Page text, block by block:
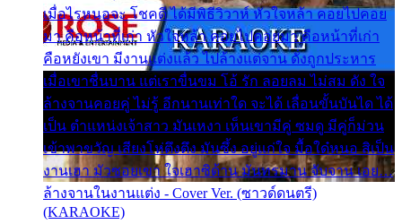
เมื่อไรหนอจะ โชคดี ได้มีพิธีวิวาห์ หัวใจหล้า คอยไปคอย
มา คือหน้าที่เก่า หัวใจหล้า คอยไปคอยมา คือหน้าที่เก่า
คือหยังเขา มีงานแต่งแล้ว ไปล้างแต่จาน ดั่งถูกประหาร
เมื่อเขาชื่นบาน แต่เราขื่นขม โอ้ รัก ลอยลม ไม่สม ดัง ใจ
ล้างจานคอยคู่ ไม่รู้ อีกนานเท่าใด จะได้ เลื่อนขั้นบันได ได้
เป็น ตำแหน่งเจ้าสาว มันเหงา เห็นเขามีคู่ ซมดู มีคู่ก็ม่วน
เข้าพาขวัญ เสียงโห่ตึงตึง มันซึ้ง อยู่แก่ใจ มื้อใด๋หนอ สิเป็น
งานเฮา มัวซอยเขา ใจเฮาซิด้าน มันทรมาน จับจาน เอย…
ล้างจานในงานแต่ง - Cover Ver. (ซาวด์ดนตรี)
(KARAOKE)